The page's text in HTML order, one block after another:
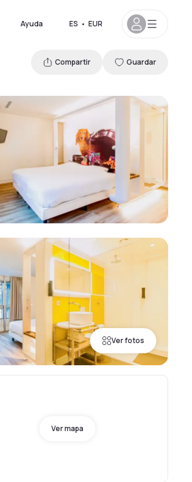
Ayuda ES • EUR
Ver fotos
Compartir Guardar
Ver mapa